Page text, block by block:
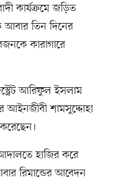
কার্যক্রমে জড়িত
আবার তিন দিনের
কারাগারে
আরিফুল ইসলাম
আইনজীবী শামসুদ্দোহা
হাজির করে
রিমান্ডের আবেদন